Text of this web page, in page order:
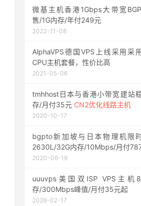
微基主机香港1Gbps大带宽
售/1G内存/年付249元
2022-11-08
AlphaVPS德国VPS上线采用采
CPU主机套餐，性价比高
2021-05-06
tmhhost日本与香港小带宽建站
存/月付35元 CN2优化线路主机
2020-10-17
bgpto新加坡与日本物理机限
2630L/32G内存/10Mbps/月付
2020-06-19
uuuvps美国双ISP VPS主机
存/300Mbps峰值/月付35元起
2026-02-17